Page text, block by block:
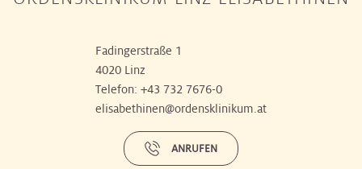
Fadingerstraße 1
4020 Linz
Telefon: +43 732 7676-0
elisabethinen@ordensklinikum.at
ANRUFEN